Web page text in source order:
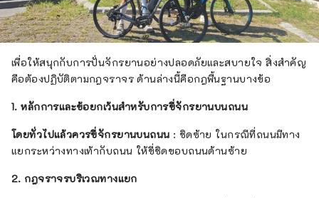
เพื่อให้สนุกกับการปั่นจักรยานอย่างปลอดภัยและสบายใจ สิ่งสำคัญ
คือต้องปฏิบัติตามกฎจราจร ด้านล่างนี้คือกฎพื้นฐานบางข้อ
1. หลักการและข้อยกเว้นสำหรับการขี่จักรยานบนถนน
โดยทั่วไปแล้วควรขี่จักรยานบนถนน : ชิดซ้าย ในกรณีที่ถนนมีทาง
แยกระหว่างทางเท้ากับถนน ให้ขี่ชิดขอบถนนด้านซ้าย
2. กฎจราจรบริเวณทางแยก